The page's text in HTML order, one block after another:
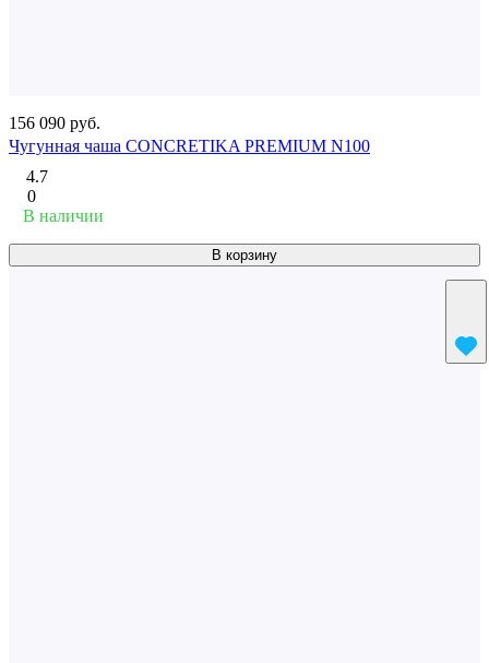
156 090 руб.
Чугунная чаша CONCRETIKA PREMIUM N100
4.7
0
В наличии
В корзину